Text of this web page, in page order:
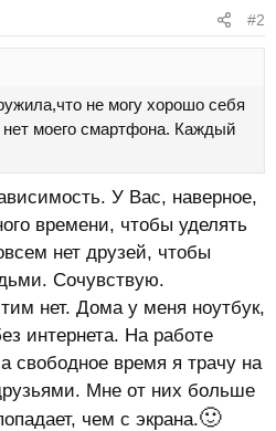
#2
не могу хорошо себя
моего смартфона. Каждый
У Вас, наверное,
времени, чтобы уделять
нет друзей, чтобы
Сочувствую.
нет. Дома у меня ноутбук,
интернета. На работе
свободное время я трачу на
Мне от них больше
чем с экрана.🙂